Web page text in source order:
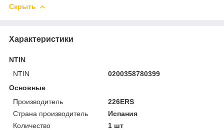
Скрыть
Характеристики
NTIN
NTIN
0200358780399
Основные
Производитель
226ERS
Страна производитель
Испания
Количество
1 шт